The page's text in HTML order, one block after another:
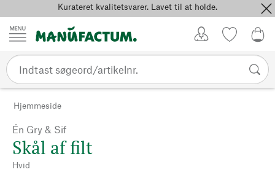
Spring til indholdKurateret kvalitetsvarer. Lavet til at holde.
Hjemmeside
Én Gry & Sif
Skål af filt
Hvid